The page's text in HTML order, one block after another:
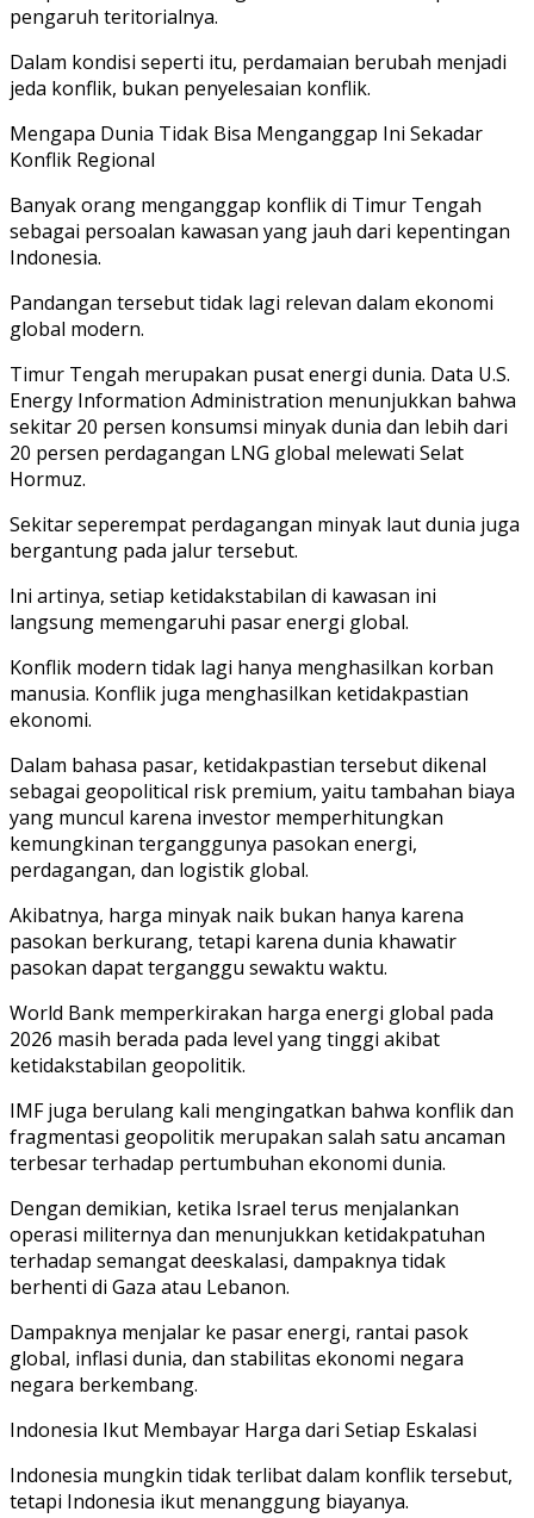
pengaruh teritorialnya.
Dalam kondisi seperti itu, perdamaian berubah menjadi
jeda konflik, bukan penyelesaian konflik.
Mengapa Dunia Tidak Bisa Menganggap Ini Sekadar
Konflik Regional
Banyak orang menganggap konflik di Timur Tengah
sebagai persoalan kawasan yang jauh dari kepentingan
Indonesia.
Pandangan tersebut tidak lagi relevan dalam ekonomi
global modern.
Timur Tengah merupakan pusat energi dunia. Data U.S.
Energy Information Administration menunjukkan bahwa
sekitar 20 persen konsumsi minyak dunia dan lebih dari
20 persen perdagangan LNG global melewati Selat
Hormuz.
Sekitar seperempat perdagangan minyak laut dunia juga
bergantung pada jalur tersebut.
Ini artinya, setiap ketidakstabilan di kawasan ini
langsung memengaruhi pasar energi global.
Konflik modern tidak lagi hanya menghasilkan korban
manusia. Konflik juga menghasilkan ketidakpastian
ekonomi.
Dalam bahasa pasar, ketidakpastian tersebut dikenal
sebagai geopolitical risk premium, yaitu tambahan biaya
yang muncul karena investor memperhitungkan
kemungkinan terganggunya pasokan energi,
perdagangan, dan logistik global.
Akibatnya, harga minyak naik bukan hanya karena
pasokan berkurang, tetapi karena dunia khawatir
pasokan dapat terganggu sewaktu waktu.
World Bank memperkirakan harga energi global pada
2026 masih berada pada level yang tinggi akibat
ketidakstabilan geopolitik.
IMF juga berulang kali mengingatkan bahwa konflik dan
fragmentasi geopolitik merupakan salah satu ancaman
terbesar terhadap pertumbuhan ekonomi dunia.
Dengan demikian, ketika Israel terus menjalankan
operasi militernya dan menunjukkan ketidakpatuhan
terhadap semangat deeskalasi, dampaknya tidak
berhenti di Gaza atau Lebanon.
Dampaknya menjalar ke pasar energi, rantai pasok
global, inflasi dunia, dan stabilitas ekonomi negara
negara berkembang.
Indonesia Ikut Membayar Harga dari Setiap Eskalasi
Indonesia mungkin tidak terlibat dalam konflik tersebut,
tetapi Indonesia ikut menanggung biayanya.